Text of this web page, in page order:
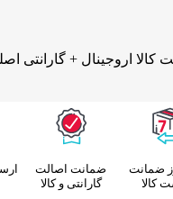
کالا اروجینال + گارانتی
ضمانت
کالا
ضمانت اصالت
گارانتی و کالا